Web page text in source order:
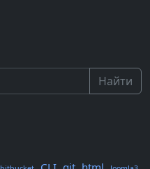
Найти